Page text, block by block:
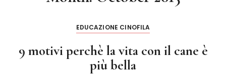
EDUCAZIONE CINOFILA
9 motivi perchè la vita con il cane è
più bella